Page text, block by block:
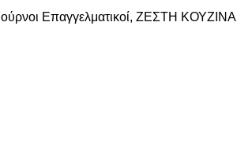
Επαγγελματικοί, ΖΕΣΤΗ ΚΟΥΖΙΝΑ